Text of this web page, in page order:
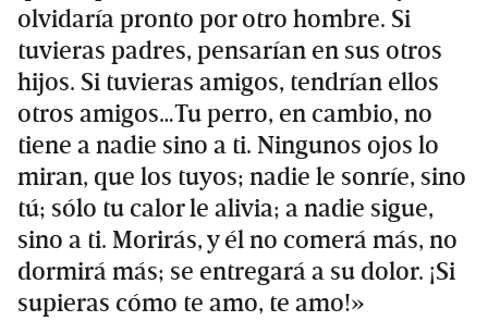
olvidaría pronto por otro hombre. Si
tuvieras padres, pensarían en sus otros
hijos. Si tuvieras amigos, tendrían ellos
otros amigos…Tu perro, en cambio, no
tiene a nadie sino a ti. Ningunos ojos lo
miran, que los tuyos; nadie le sonríe, sino
tú; sólo tu calor le alivia; a nadie sigue,
sino a ti. Morirás, y él no comerá más, no
dormirá más; se entregará a su dolor. ¡Si
supieras cómo te amo, te amo!»